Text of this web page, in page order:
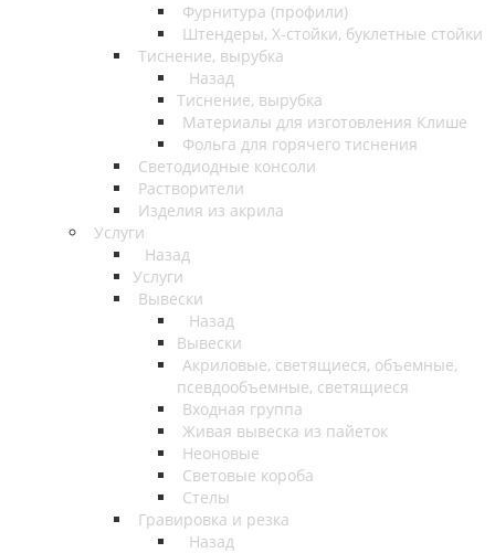
Фурнитура (профили)
Штендеры, Х-стойки, буклетные стойки
Тиснение, вырубка
Назад
Тиснение, вырубка
Материалы для изготовления Клише
Фольга для горячего тиснения
Светодиодные консоли
Растворители
Изделия из акрила
Услуги
Назад
Услуги
Вывески
Назад
Вывески
Акриловые, светящиеся, объемные,
псевдообъемные, светящиеся
Входная группа
Живая вывеска из пайеток
Неоновые
Световые короба
Стелы
Гравировка и резка
Назад